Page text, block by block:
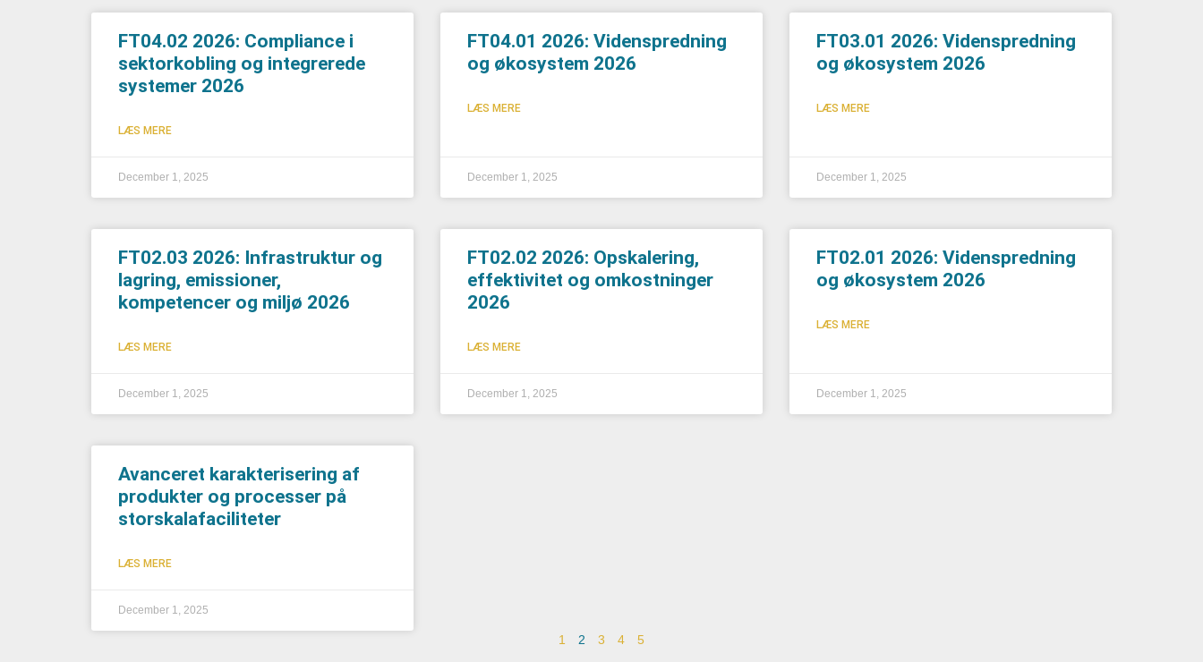
FT04.02 2026: Compliance i
sektorkobling og integrerede
systemer 2026
LÆS MERE
December 1, 2025
FT04.01 2026: Videnspredning
og økosystem 2026
LÆS MERE
December 1, 2025
FT03.01 2026: Videnspredning
og økosystem 2026
LÆS MERE
December 1, 2025
FT02.03 2026: Infrastruktur og
lagring, emissioner,
kompetencer og miljø 2026
LÆS MERE
December 1, 2025
FT02.02 2026: Opskalering,
effektivitet og omkostninger
2026
LÆS MERE
December 1, 2025
FT02.01 2026: Videnspredning
og økosystem 2026
LÆS MERE
December 1, 2025
Avanceret karakterisering af
produkter og processer på
storskalafaciliteter
LÆS MERE
December 1, 2025
1 2 3 4 5